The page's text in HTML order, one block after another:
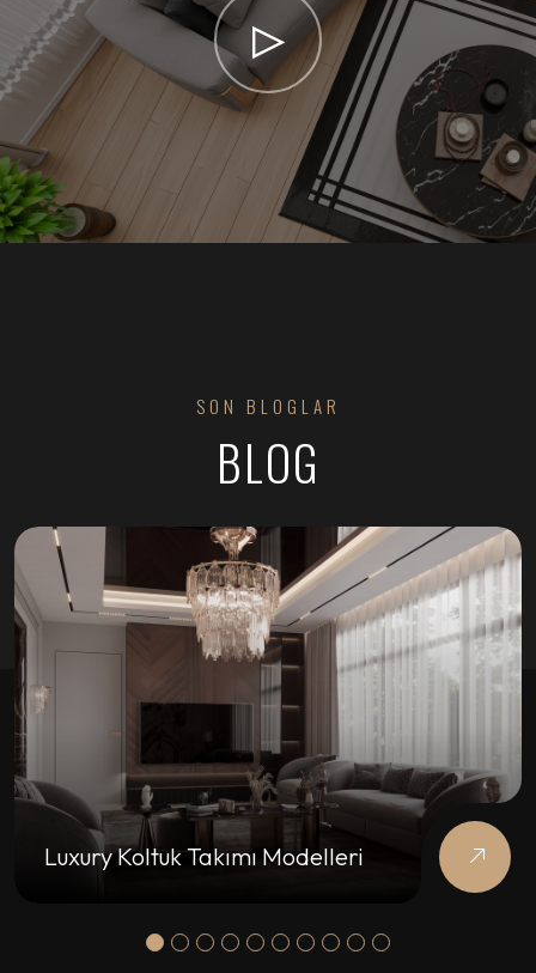
SON BLOGLAR
BLOG
Luxury Koltuk Takımı Modelleri